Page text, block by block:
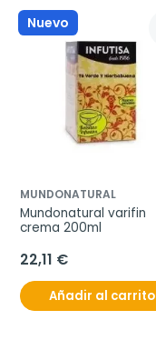
Nuevo
MUNDONATURAL
Mundonatural varifin
crema 200ml
22,11 €
Añadir al carrito